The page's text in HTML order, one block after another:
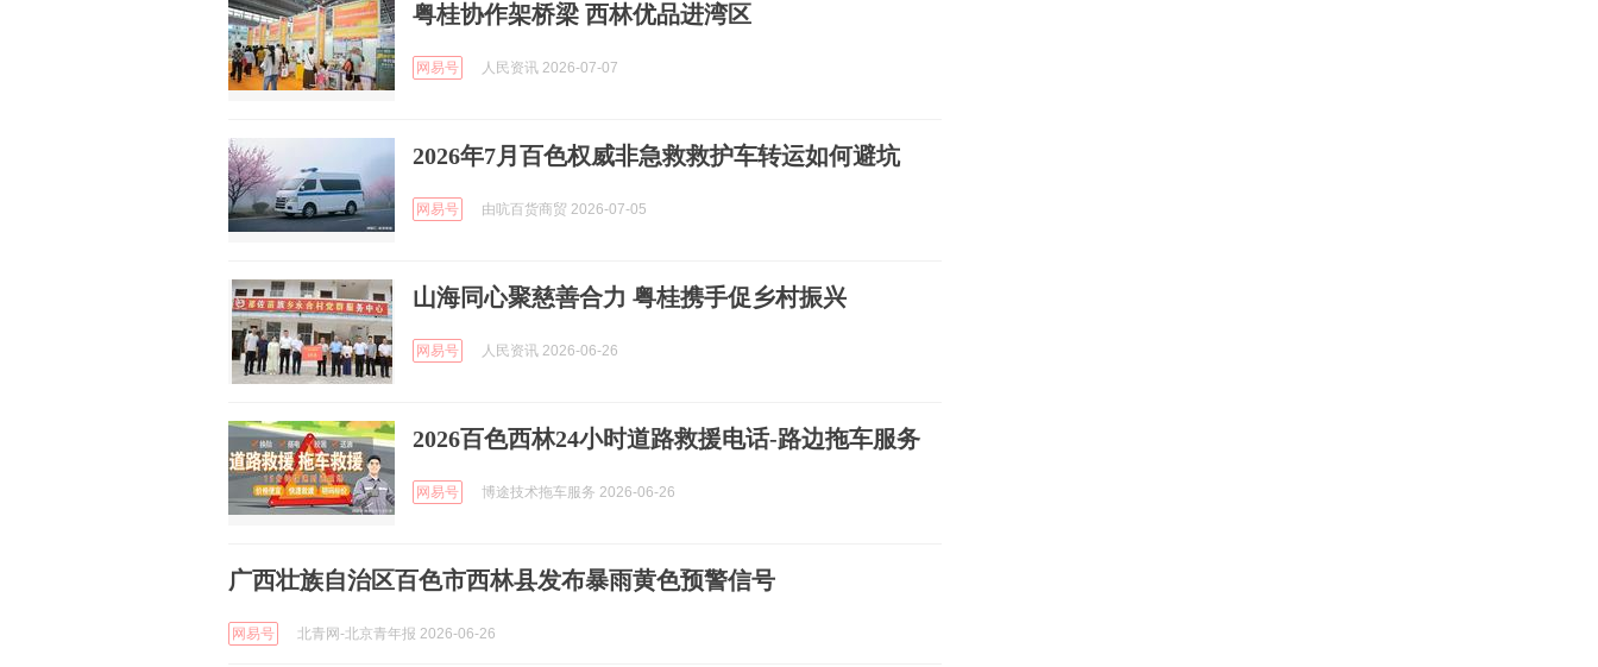
粤桂协作架桥梁 西林优品进湾区
网易号 人民资讯 2026-07-07
2026年7月百色权威非急救救护车转运如何避坑
网易号 由吭百货商贸 2026-07-05
山海同心聚慈善合力 粤桂携手促乡村振兴
网易号 人民资讯 2026-06-26
2026百色西林24小时道路救援电话-路边拖车服务
网易号 博途技术拖车服务 2026-06-26
广西壮族自治区百色市西林县发布暴雨黄色预警信号
网易号 北青网-北京青年报 2026-06-26